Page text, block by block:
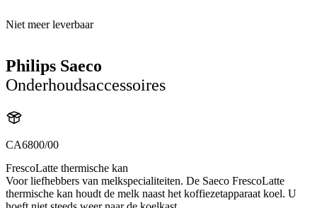
Niet meer leverbaar
Philips Saeco
Onderhoudsaccessoires
CA6800/00
FrescoLatte thermische kan
Voor liefhebbers van melkspecialiteiten. De Saeco FrescoLatte
thermische kan houdt de melk naast het koffiezetapparaat koel. U